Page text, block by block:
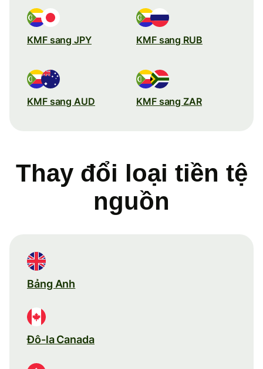
KMF sang JPY KMF sang RUB
KMF sang AUD KMF sang ZAR
Thay đổi loại tiền tệ
nguồn
Bảng Anh
Đô-la Canada